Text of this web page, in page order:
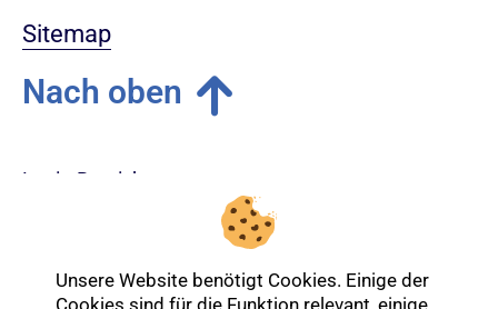
Sitemap
Nach oben
Login-Bereich
Unsere Website benötigt Cookies. Einige der
Cookies sind für die Funktion relevant, einige